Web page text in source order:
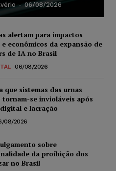
- 06/08/2026
alertam para impactos
econômicos da expansão de
de IA no Brasil
06/08/2026
que sistemas das urnas
tornam-se invioláveis após
e lacração
08/2026
sobre
da proibição dos
no Brasil